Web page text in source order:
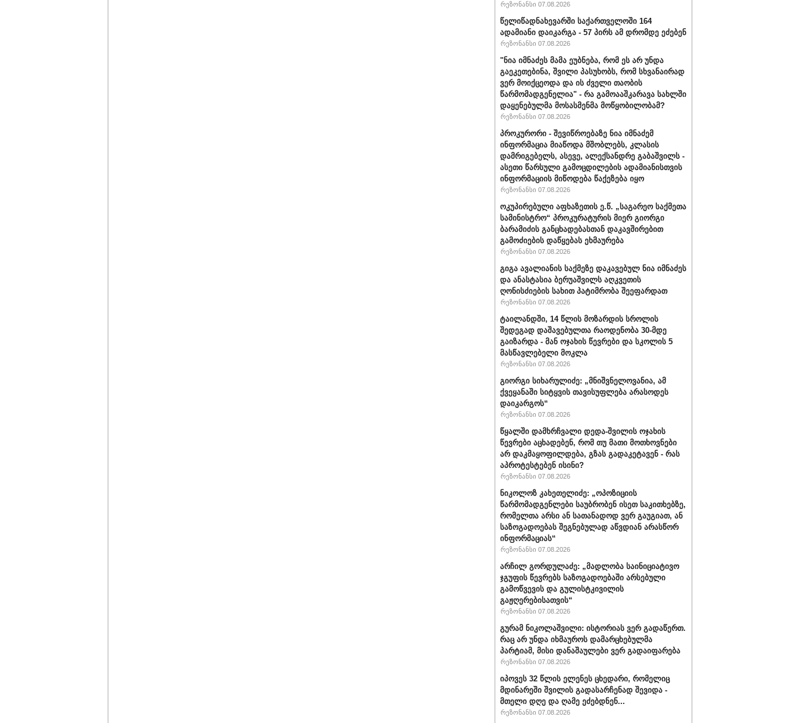
რეზონანსი 07.08.2026
წელიწადნახევარში საქართველოში 164
ადამიანი დაიკარგა - 57 პირს ამ დრომდე ეძებენ
რეზონანსი 07.08.2026
"ნია იმნაძეს მამა ეუბნება, რომ ეს არ უნდა
გაეკეთებინა, შვილი პასუხობს, რომ სხვანაირად
ვერ მოიქცეოდა და ის ძველი თაობის
წარმომადგენელია" - რა გამოააშკარავა სახლში
დაყენებულმა მოსასმენმა მოწყობილობამ?
რეზონანსი 07.08.2026
პროკურორი - შევიწროებაზე ნია იმნაძემ
ინფორმაცია მიაწოდა მშობლებს, კლასის
დამრიგებელს, ასევე, ალექსანდრე გაბაშვილს -
ასეთი წარსული გამოცდილების ადამიანისთვის
ინფორმაციის მიწოდება წაქეზება იყო
რეზონანსი 07.08.2026
ოკუპირებული აფხაზეთის ე.წ. „საგარეო საქმეთა
სამინისტრო“ პროკურატურის მიერ გიორგი
ბარამიძის განცხადებასთან დაკავშირებით
გამოძიების დაწყებას ეხმაურება
რეზონანსი 07.08.2026
გიგა ავალიანის საქმეზე დაკავებულ ნია იმნაძეს
და ანასტასია ბერუაშვილს აღკვეთის
ღონისძიების სახით პატიმრობა შეეფარდათ
რეზონანსი 07.08.2026
ტაილანდში, 14 წლის მოზარდის სროლის
შედეგად დაშავებულთა რაოდენობა 30-მდე
გაიზარდა - მან ოჯახის წევრები და სკოლის 5
მასწავლებელი მოკლა
რეზონანსი 07.08.2026
გიორგი სიხარულიძე: „მნიშვნელოვანია, ამ
ქვეყანაში სიტყვის თავისუფლება არასოდეს
დაიკარგოს“
რეზონანსი 07.08.2026
წყალში დამხრჩვალი დედა-შვილის ოჯახის
წევრები აცხადებენ, რომ თუ მათი მოთხოვნები
არ დაკმაყოფილდება, გზას გადაკეტავენ - რას
აპროტესტებენ ისინი?
რეზონანსი 07.08.2026
ნიკოლოზ კახეთელიძე: „ოპოზიციის
წარმომადგენლები საუბრობენ ისეთ საკითხებზე,
რომელთა არსი ან სათანადოდ ვერ გაუგიათ, ან
საზოგადოებას შეგნებულად აწვდიან არასწორ
ინფორმაციას“
რეზონანსი 07.08.2026
არჩილ გორდულაძე: „მადლობა საინიციატივო
ჯგუფის წევრებს საზოგადოებაში არსებული
გამოწვევის და გულისტკივილის
გაჟღერებისათვის“
რეზონანსი 07.08.2026
გურამ ნიკოლაშვილი: ისტორიას ვერ გადაწერთ.
რაც არ უნდა იხმაუროს დამარცხებულმა
პარტიამ, მისი დანაშაულები ვერ გადაიფარება
რეზონანსი 07.08.2026
იპოვეს 32 წლის ელენეს ცხედარი, რომელიც
მდინარეში შვილის გადასარჩენად შევიდა -
მთელი დღე და ღამე ეძებდნენ...
რეზონანსი 07.08.2026